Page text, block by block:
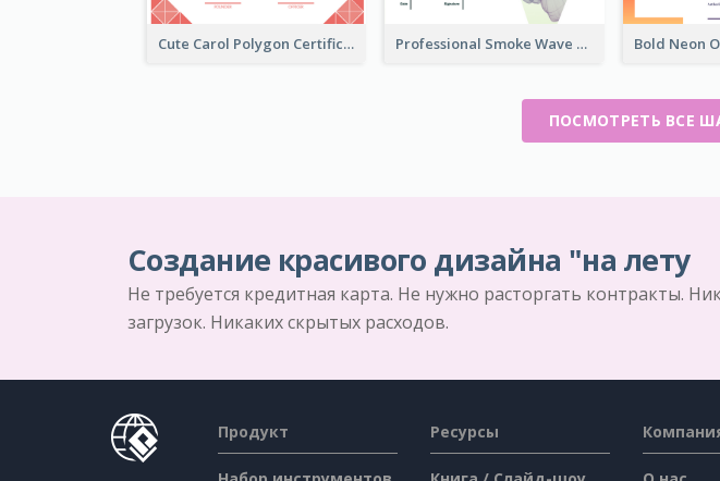
Cute Carol Polygon Certificate Design Template Professional Smoke Wave Certificate Design Template
ПОСМОТРЕТЬ ВСЕ
Создание красивого дизайна "на лету
Не требуется кредитная карта. Не нужно расторгать контракты.
загрузок. Никаких скрытых расходов.
Продукт Ресурсы